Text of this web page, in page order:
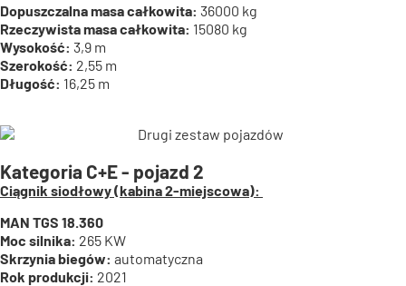
Dopuszczalna masa całkowita: 36000 kg
Rzeczywista masa całkowita: 15080 kg
Wysokość: 3,9 m
Szerokość: 2,55 m
Długość: 16,25 m
Kategoria C+E - pojazd 2
Ciągnik siodłowy (kabina 2-miejscowa):
MAN TGS 18.360
Moc silnika: 265 KW
Skrzynia biegów: automatyczna
Rok produkcji: 2021